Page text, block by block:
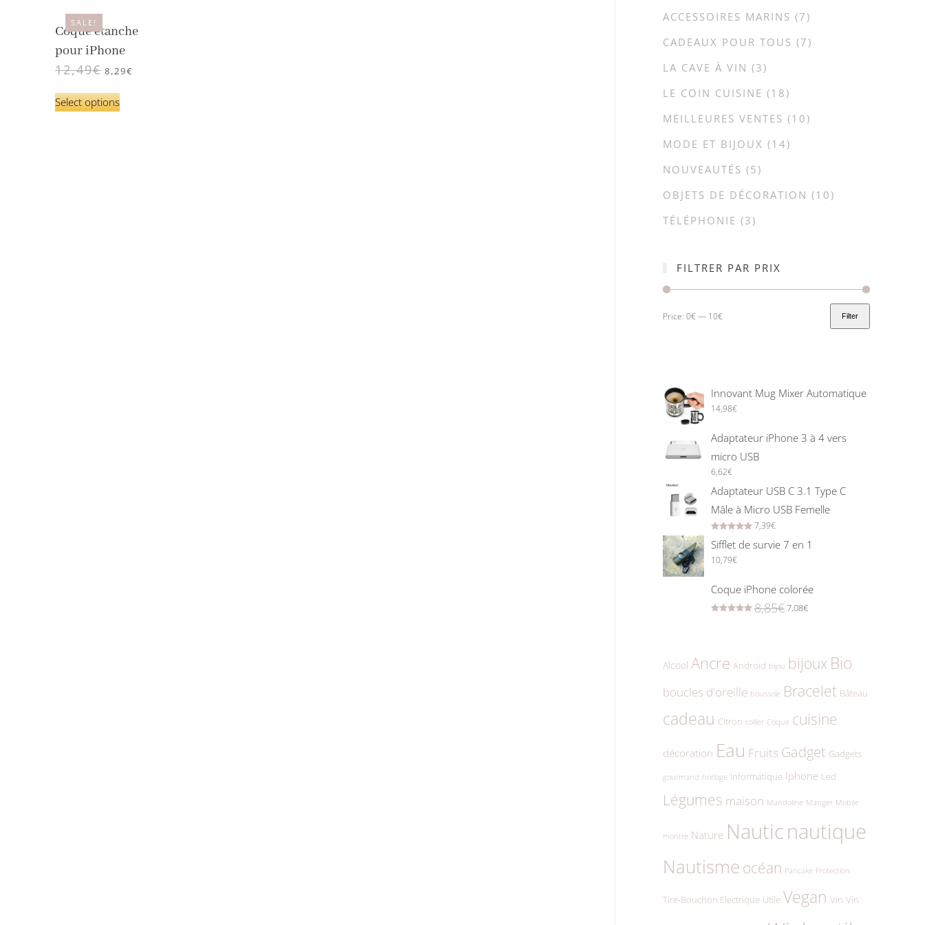
SALE!
Coque étanche
pour iPhone
12,49€ 8,29€
Select options
ACCESSOIRES MARINS (7)
CADEAUX POUR TOUS (7)
LA CAVE À VIN (3)
LE COIN CUISINE (18)
MEILLEURES VENTES (10)
MODE ET BIJOUX (14)
NOUVEAUTÉS (5)
OBJETS DE DÉCORATION (10)
TÉLÉPHONIE (3)
FILTRER PAR PRIX
Filter
Price: 0€— 10€
Innovant Mug Mixer Automatique
14,98€
Adaptateur iPhone 3 à 4 vers
micro USB
6,62€
Adaptateur USB C 3.1 Type C
Mâle à Micro USB Femelle
Rated5.00
7,39€
Sifflet de survie 7 en 1
10,79€
Coque iPhone colorée
Rated5.00out of 5
8,85€7,08€
Alcool Ancre Android bijou bijoux Bio
boucles d'oreille boussole Bracelet Bâteau
cadeau CItron collier Coque cuisine
décoration Eau Fruits Gadget Gadgets
gourmand horloge Informatique Iphone Led
Légumes maison Mandoline Manger Mobile
montre Nature Nauticnautique
Nautisme océan Pancake Protection
Tire-Bouchon Electrique Utile Vegan Vin Vin